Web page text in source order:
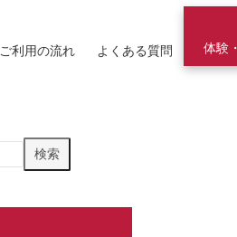
ご利用の流れ よくある質問 体験
検索